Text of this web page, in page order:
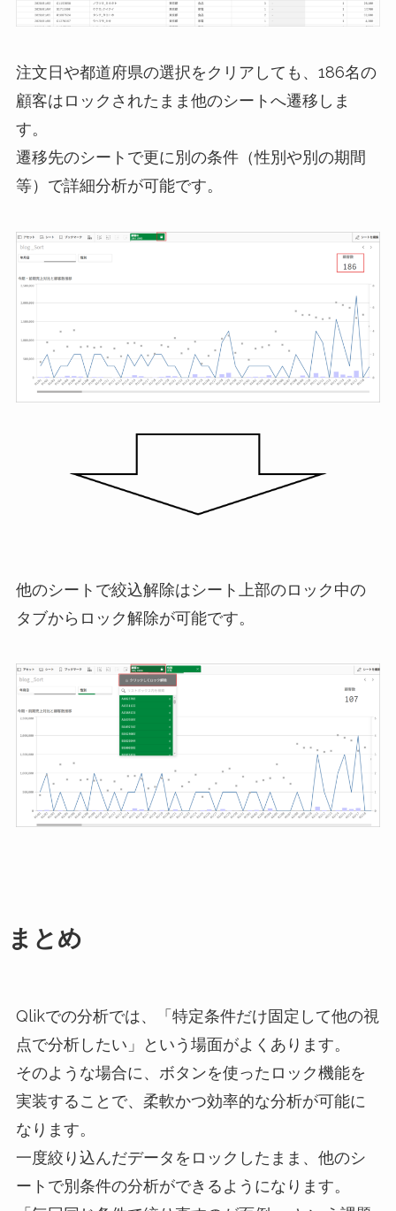
注文日や都道府県の選択をクリアしても、186名の
顧客はロックされたまま他のシートへ遷移しま
す。
遷移先のシートで更に別の条件（性別や別の期間
等）で詳細分析が可能です。
他のシートで絞込解除はシート上部のロック中の
タブからロック解除が可能です。
まとめ
Qlikでの分析では、「特定条件だけ固定して他の視
点で分析したい」という場面がよくあります。
そのような場合に、ボタンを使ったロック機能を
実装することで、柔軟かつ効率的な分析が可能に
なります。
一度絞り込んだデータをロックしたまま、他のシ
ートで別条件の分析ができるようになります。